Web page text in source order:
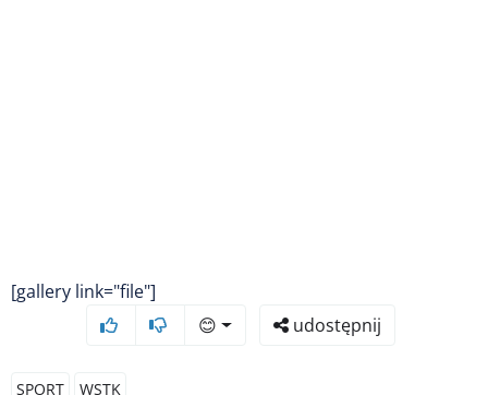
[gallery link="file"]
😊
udostępnij
SPORT WSTK